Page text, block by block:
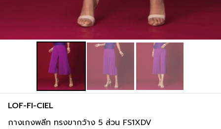
LOF-FI-CIEL
กางเกงพลีท ทรงขากว้าง 5 ส่วน FS1XDV